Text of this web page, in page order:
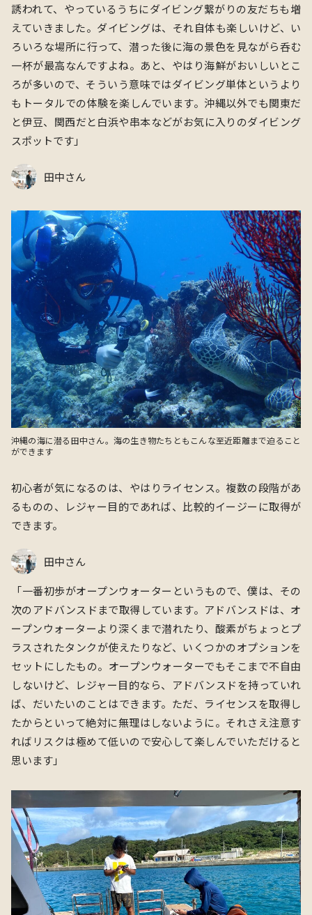
誘われて、やっているうちにダイビング繋がりの友だちも増
えていきました。ダイビングは、それ自体も楽しいけど、 い
ろいろな場所に⾏って、 潜った後に海の景色を見ながら呑む
一杯が最高なんですよね。あと、やはり海鮮がおいしいとこ
ろが多いので、そういう意味ではダイビング単体というより
もトータルでの体験を楽しんでいます。沖縄以外でも関東だ
と伊豆、関西だと白浜や串本などがお気に入りのダイビング
スポットです」
田中さん
沖縄の海に潜る田中さん。海の生き物たちともこんな至近距離まで迫ること
ができます
初心者が気になるのは、やはりライセンス。複数の段階があ
るものの、レジャー目的であれば、比較的イージーに取得が
できます。
田中さん
「⼀番初歩がオープンウォーターというもので、僕は、その
次のアドバンスドまで取得しています。アドバンスドは、オ
ープンウォーターより深くまで潜れたり、酸素がちょっとプ
ラスされたタンクが使えたりなど、いくつかのオプションを
セットにしたもの。オープンウォーターでもそこまで不⾃由
しないけど、レジャー⽬的なら、アドバンスドを持っていれ
ば、だいたいのことはできます。ただ、ライセンスを取得し
たからといって絶対に無理はしないように。それさえ注意す
ればリスクは極めて低いので安⼼して楽しんでいただけると
思います」